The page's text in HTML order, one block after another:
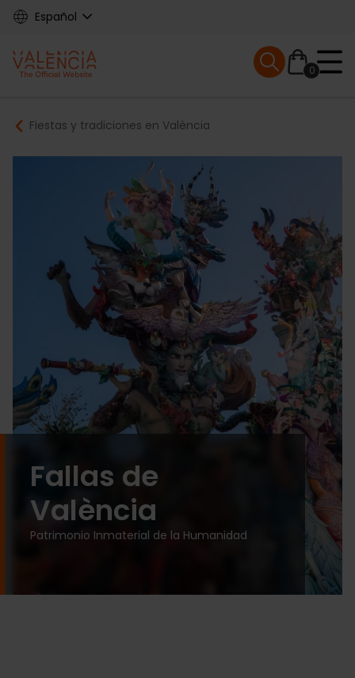
Skip
content
Español
Main
navigation
0
Mobile menu
Breadcrumb
Fiestas y tradiciones en València
Fallas de
València
Patrimonio Inmaterial de la Humanidad